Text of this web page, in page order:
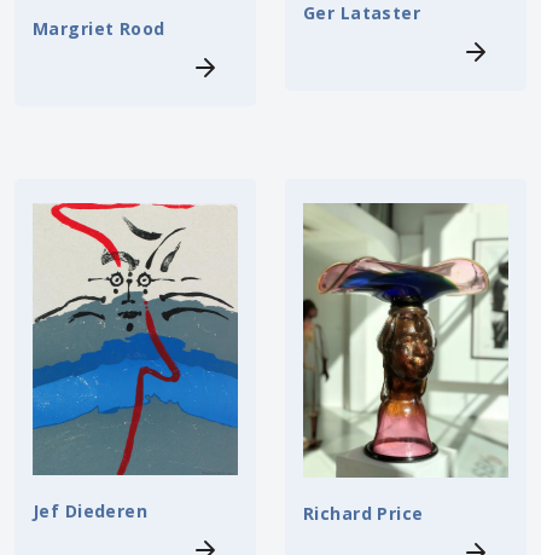
Margriet Rood
Ger Lataster
Jef Diederen Richard Price